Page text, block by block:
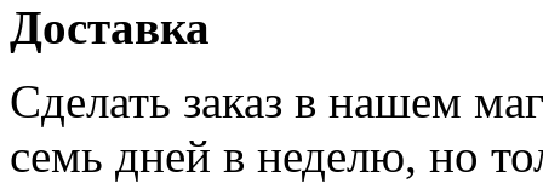
Доставка
Сделать заказ в нашем
семь дней в неделю, но